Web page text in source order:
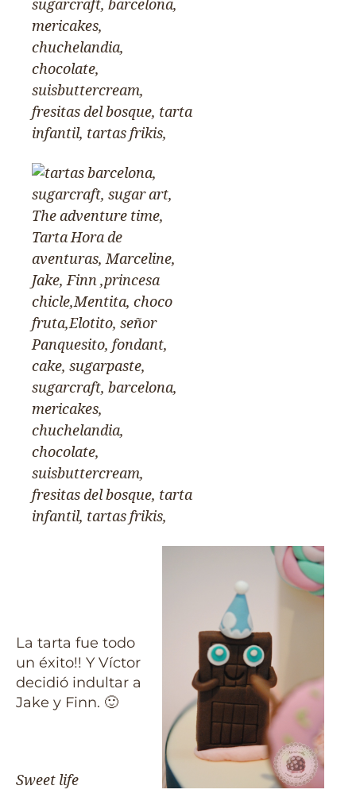
La tarta fue todo
un éxito!! Y Víctor
decidió indultar a
Jake y Finn. 🙂
Sweet life